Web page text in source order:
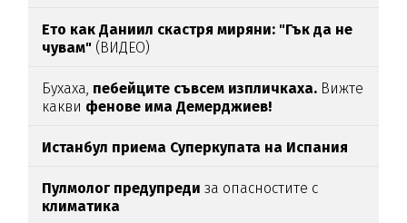
Ето как Даниил скастря миряни: "Гък да не
чувам" (ВИДЕО)
Бухаха, пебейците съвсем изпличкаха. Вижте
какви фенове има Демерджиев!
Истанбул приема Суперкупата на Испания
Пулмолог предупреди за опасностите с
климатика